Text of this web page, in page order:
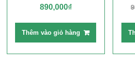
890,000₫
Thêm vào giỏ hàng